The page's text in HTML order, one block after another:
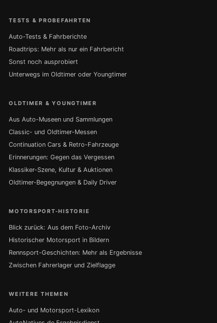
TESTS & PROBEFAHRTEN
Auto-Tests & Fahrberichte
Roadtrips: Mehr als nur ein Fahrbericht
Sonst noch ausprobiert
Unterwegs im Oldtimer oder Youngtimer
OLDTIMER & YOUNGTIMER
Aus Auto-Museen und Sammlungen
Classic- und Oldtimer-Messen
Continuation Cars & Retro-Fahrzeuge
Erinnerungen: Gegen das Vergessen
Klassiker-Szene, Kultur & Auktionen
Oldtimer-Begegnungen & Daily Driver
MOTORSPORT-HISTORIE
Blick zurück: Aus dem Foto-Archiv
Historischer Motorsport in Bildern
Rennsport-Geschichten: Mehr als Ergebnisse
Zwischen Fahrerlager und Zielflagge
WEITERE THEMEN
Auto- und Motorsport-Lexikon